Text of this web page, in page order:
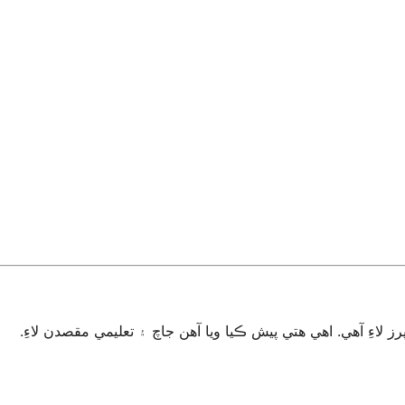
آهي. اهي هتي پيش ڪيا ويا آهن جاچ ۽ تعليمي مقصدن لاءِ.